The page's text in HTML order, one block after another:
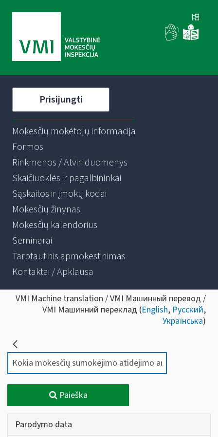
Prisijungti
Mokesčių mokėtojų informacija
Formos
Rinkmenos / Atviri duomenys
Skaičiuoklės ir pagalbininkai
Sąskaitos ir įmokų kodai
Mokesčių žinynas
Mokesčių kalendorius
Seminarai
Tarptautinis apmokestinimas
Kontaktai / Apklausa
VMI Machine translation / VMI Машинный перевод /
VMI Машинний переклад (English, Русский,
Українська)
Paieška
Parodymo data